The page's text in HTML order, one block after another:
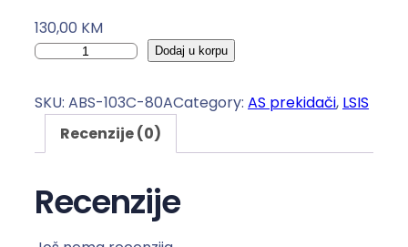
130,00 KM
A
p
d
Dodaj u korpu
SKU: ABS-103C-80ACategory: AS prekidači, LSIS
Recenzije (0)
Recenzije